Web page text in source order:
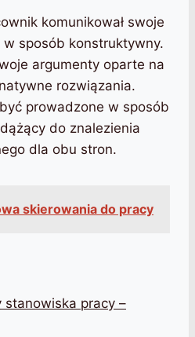
komunikował swoje
sposób konstruktywny.
argumenty oparte na
rozwiązania.
prowadzone w sposób
do znalezienia
dla obu stron.
skierowania do pracy
stanowiska pracy –